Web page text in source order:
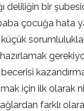
deliliğin bir
çocuğa hata
hazırlamak
için ilk olarak
farklı